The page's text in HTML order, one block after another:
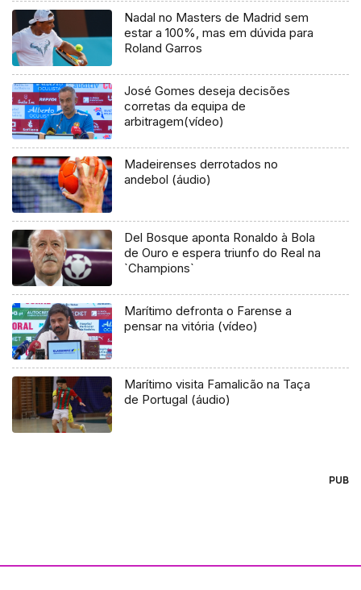
Nadal no Masters de Madrid sem
estar a 100%, mas em dúvida para
Roland Garros
José Gomes deseja decisões
corretas da equipa de
arbitragem(vídeo)
Madeirenses derrotados no
andebol (áudio)
Del Bosque aponta Ronaldo à Bola
de Ouro e espera triunfo do Real na
`Champions`
Marítimo defronta o Farense a
pensar na vitória (vídeo)
Marítimo visita Famalicão na Taça
de Portugal (áudio)
PUB